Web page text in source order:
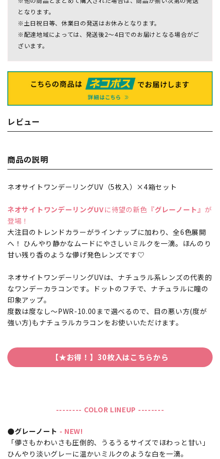
となります。
※土日祝日等、休業日の発送はお休みとなります。
※配達地域によっては、発送後2～4日でのお届けとなる場合がご
ざいます。
レビュー
商品の説明
ネオサイトワンデーリングUV（5枚入）×4箱セット
ネオサイトワンデーリングUVに待望の新色 『グレーノート』 が
登場！
大注目のトレンドカラーがラインナップに加わり、全6色展開
へ！ ひんやり静かなムードにやさしいミルクを一滴。ほんのり
甘い残り香のような儚げ発色レンズです♡
ネオサイトワンデーリングUVは、ナチュラル系レンズの代表的
なワンデーカラコンです。ドットのフチで、ナチュラルに瞳の
印象アップ。
度数は度なし～PWR-10.00まで選べるので、目の悪い方(度が
強い方)もナチュラルカラコンをお使いいただけます。
【★お得！】30枚入はこちらから
-------- COLOR LINEUP --------
●グレーノート - NEW!
「儚さもかわいさも圧倒的、うるうるサイズでほわっと甘い」
ひんやり淡いグレーに温かいミルクのような白を一滴。